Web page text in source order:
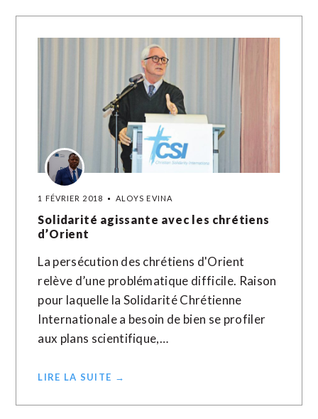
1 FÉVRIER 2018 ALOYS EVINA
Solidarité agissante avec les chrétiens
d’Orient
La persécution des chrétiens d'Orient
relève d’une problématique difficile. Raison
pour laquelle la Solidarité Chrétienne
Internationale a besoin de bien se profiler
aux plans scientifique,…
LIRE LA SUITE →